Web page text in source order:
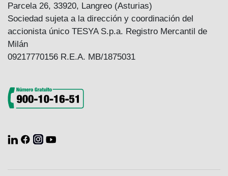
Parcela 26, 33920, Langreo (Asturias)
Sociedad sujeta a la dirección y coordinación del
accionista único TESYA S.p.a. Registro Mercantil de
Milán
09217770156 R.E.A. MB/1875031